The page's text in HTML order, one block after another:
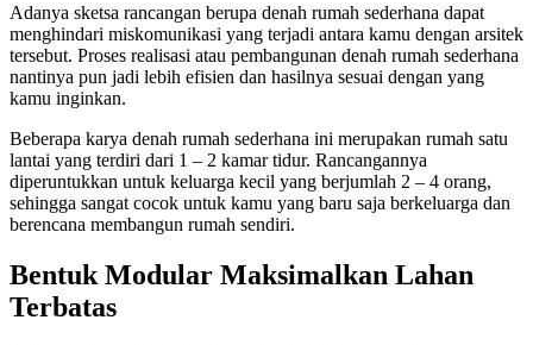
Adanya sketsa rancangan berupa denah rumah sederhana dapat
menghindari miskomunikasi yang terjadi antara kamu dengan arsitek
tersebut. Proses realisasi atau pembangunan denah rumah sederhana
nantinya pun jadi lebih efisien dan hasilnya sesuai dengan yang
kamu inginkan.
Beberapa karya denah rumah sederhana ini merupakan rumah satu
lantai yang terdiri dari 1 – 2 kamar tidur. Rancangannya
diperuntukkan untuk keluarga kecil yang berjumlah 2 – 4 orang,
sehingga sangat cocok untuk kamu yang baru saja berkeluarga dan
berencana membangun rumah sendiri.
Bentuk Modular Maksimalkan Lahan
Terbatas